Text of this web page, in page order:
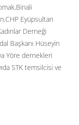
Eyüpsultan
Derneği
Başkanı Hüseyin
Yöre dernekleri
STK temsilcisi ve